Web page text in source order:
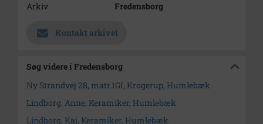
Arkiv
Fredensborg
Kontakt arkivet
Søg videre i Fredensborg
Ny Strandvej 28, matr.1GI, Krogerup, Humlebæk
Lindborg, Anne, Keramiker, Humlebæk
Lindborg, Kaj, Keramiker, Humlebæk